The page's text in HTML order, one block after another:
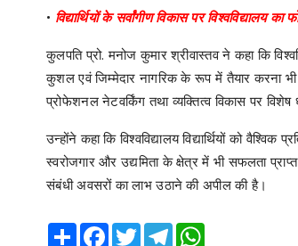
• विद्यार्थियों के सर्वांगीण विकास पर विश्वविद्यालय का
कुलपति प्रो. मनोज कुमार श्रीवास्तव ने कहा कि
कुशल एवं जिम्मेदार नागरिक के रूप में तैयार करना
प्रोफेशनल नेटवर्किंग तथा व्यक्तित्व विकास पर विशेष
उन्होंने कहा कि विश्वविद्यालय विद्यार्थियों को
स्वरोजगार और उद्यमिता के क्षेत्र में भी सफलता
संबंधी अवसरों का लाभ उठाने की अपील की है।
Share Facebook
TwitterTelegram